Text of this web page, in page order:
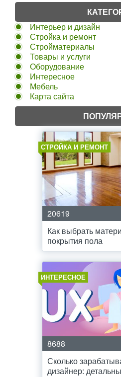
Интерьер и дизайн
Стройка и ремонт
Стройматериалы
Товары и услуги
Оборудование
Интересное
Мебель
Карта сайта
СТРОЙКА И РЕМОНТ
20619
Как выбрать
покрытия пола
ИНТЕРЕСНОЕ
8688
Сколько
дизайнер: